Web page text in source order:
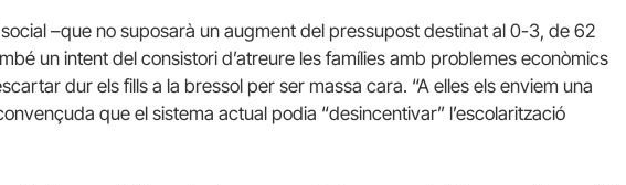
–que no suposarà un augment del pressupost destinat al 0-3, de 62
un intent del consistori d’atreure les famílies amb problemes econòmics
dur els fills a la bressol per ser massa cara. “A elles els enviem una
que el sistema actual podia “desincentivar” l’escolarització